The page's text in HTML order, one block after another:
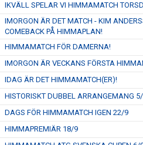
IKVÄLL SPELAR VI HIMMAMATCH
IMORGON ÄR DET MATCH - KIM
COMEBACK PÅ HIMMAPLAN!
HIMMAMATCH FÖR DAMERNA!
IMORGON ÄR VECKANS FÖRSTA
IDAG ÄR DET HIMMAMATCH(ER)!
HISTORISKT DUBBEL ARRANGEMANG
DAGS FÖR HIMMAMATCH IGEN 22/9
HIMMAPREMIÄR 18/9